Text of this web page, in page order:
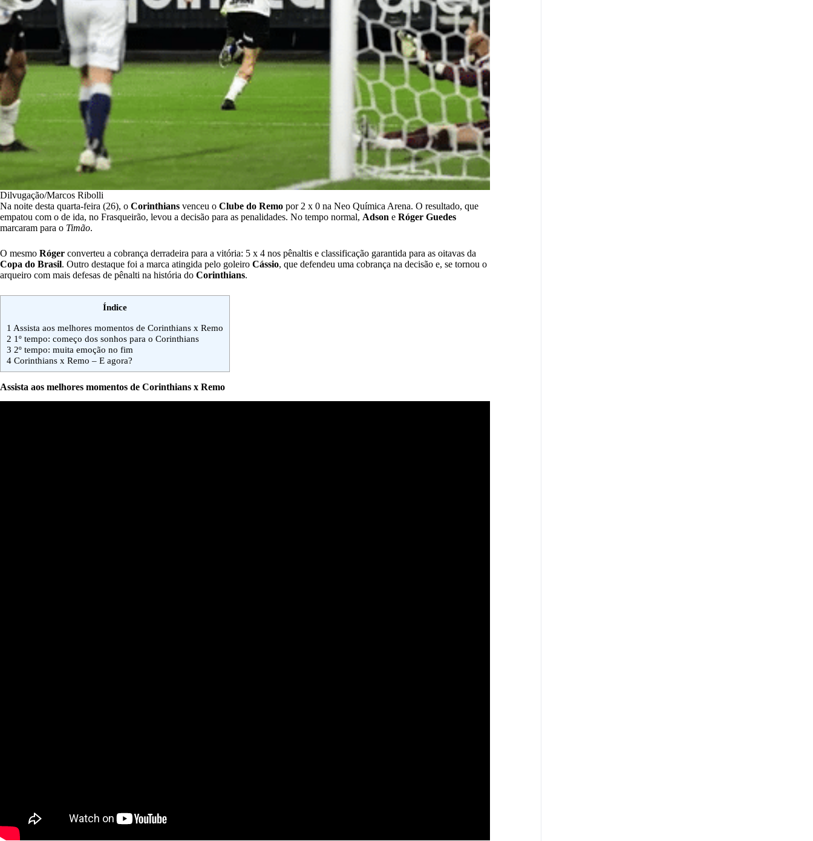
Dilvugação/Marcos Ribolli
Na noite desta quarta-feira (26), o Corinthians venceu o Clube do Remo por 2 x 0 na Neo Química Arena. O resultado, que
empatou com o de ida, no Frasqueirão, levou a decisão para as penalidades. No tempo normal, Adson e Róger Guedes
marcaram para o Timão.
O mesmo Róger converteu a cobrança derradeira para a vitória: 5 x 4 nos pênaltis e classificação garantida para as oitavas da
Copa do Brasil. Outro destaque foi a marca atingida pelo goleiro Cássio, que defendeu uma cobrança na decisão e, se tornou o
arqueiro com mais defesas de pênalti na história do Corinthians.
Índice
1 Assista aos melhores momentos de Corinthians x Remo
2 1º tempo: começo dos sonhos para o Corinthians
3 2º tempo: muita emoção no fim
4 Corinthians x Remo – E agora?
Assista aos melhores momentos de Corinthians x Remo